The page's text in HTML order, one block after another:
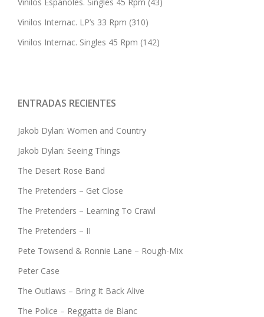
Vinilos Internac. LP’s 33 Rpm (310)
Vinilos Internac. Singles 45 Rpm (142)
ENTRADAS RECIENTES
Jakob Dylan: Women and Country
Jakob Dylan: Seeing Things
The Desert Rose Band
The Pretenders – Get Close
The Pretenders – Learning To Crawl
The Pretenders – II
Pete Towsend & Ronnie Lane – Rough-Mix
Peter Case
The Outlaws – Bring It Back Alive
The Police – Reggatta de Blanc